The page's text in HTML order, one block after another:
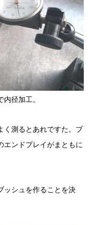
径加工。
く測るとあれですた。ブ
エンドプレイがまともに
ッシュを作ることを決